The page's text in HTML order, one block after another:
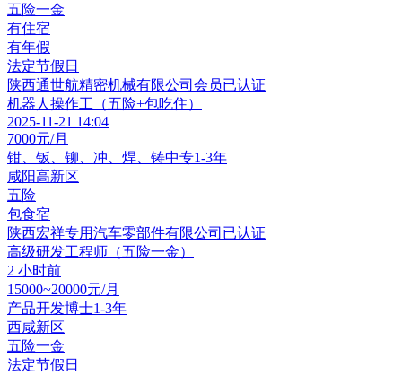
五险一金
有住宿
有年假
法定节假日
陕西通世航精密机械有限公司 会员已认证
机器人操作工（五险+包吃住）
2025-11-21 14:04
7000元/月
钳、钣、铆、冲、焊、铸中专1-3年
咸阳高新区
五险
包食宿
陕西宏祥专用汽车零部件有限公司 已认证
高级研发工程师（五险一金）
2 小时前
15000~20000元/月
产品开发博士1-3年
西咸新区
五险一金
法定节假日